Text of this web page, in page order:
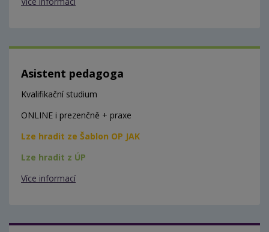
Asistent pedagoga
Kvalifikační studium
ONLINE i prezenčně + praxe
Lze hradit ze Šablon OP JAK
Lze hradit z ÚP
Více informací